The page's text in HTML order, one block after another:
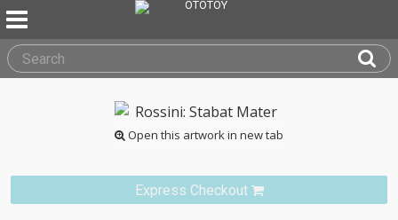
Open this artwork in new tab
Express Checkout